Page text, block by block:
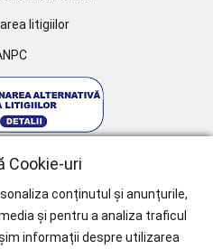
litigiilor
Cookie-uri
conținutul și anunțurile,
și pentru a analiza traficul
informații despre utilizarea